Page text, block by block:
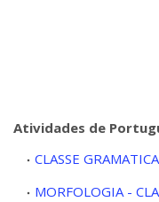
Atividades de
CLASSE
MORFOLOGIA -